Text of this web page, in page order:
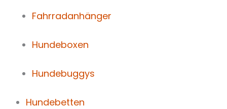
Fahrradanhänger
Hundeboxen
Hundebuggys
Hundebetten